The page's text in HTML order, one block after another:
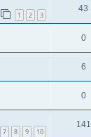
1 2 3
43
0
6
0
7 8 9 10
141